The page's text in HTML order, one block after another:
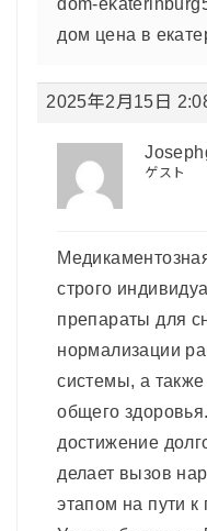
дом цена в
2025年2月15日
ゲスト
строго
препараты для
нормализации
системы, а
общего
достижение
делает вызов
этапом на пути